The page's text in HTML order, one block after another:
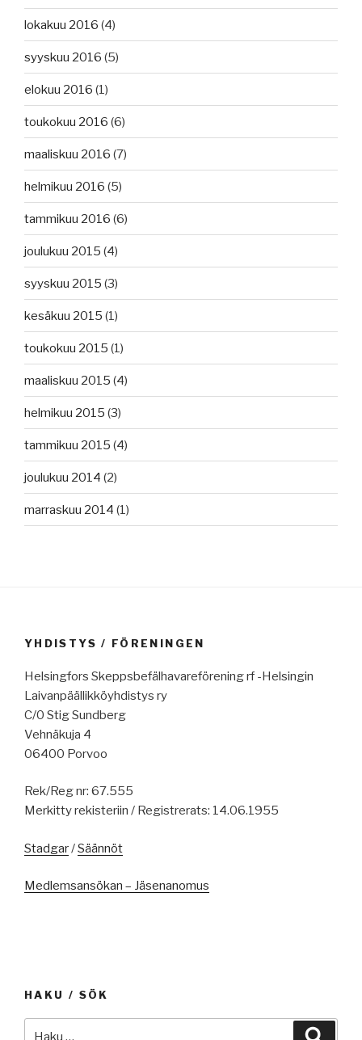
lokakuu 2016 (4)
syyskuu 2016 (5)
elokuu 2016 (1)
toukokuu 2016 (6)
maaliskuu 2016 (7)
helmikuu 2016 (5)
tammikuu 2016 (6)
joulukuu 2015 (4)
syyskuu 2015 (3)
kesäkuu 2015 (1)
toukokuu 2015 (1)
maaliskuu 2015 (4)
helmikuu 2015 (3)
tammikuu 2015 (4)
joulukuu 2014 (2)
marraskuu 2014 (1)
YHDISTYS / FÖRENINGEN
Helsingfors Skeppsbefälhavareförening rf -Helsingin
Laivanpäällikköyhdistys ry
C/0 Stig Sundberg
Vehnäkuja 4
06400 Porvoo
Rek/Reg nr: 67.555
Merkitty rekisteriin / Registrerats: 14.06.1955
Stadgar/Säännöt
Medlemsansökan – Jäsenanomus
HAKU / SÖK